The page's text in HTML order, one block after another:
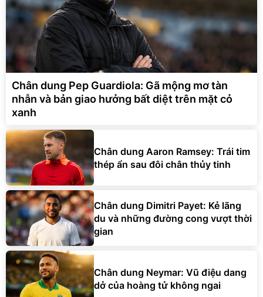
Chân dung Pep Guardiola: Gã mộng mơ tàn
nhẫn và bản giao hưởng bất diệt trên mặt cỏ
xanh
Chân dung Aaron Ramsey: Trái tim
thép ẩn sau đôi chân thủy tinh
Chân dung Dimitri Payet: Kẻ lãng
du và những đường cong vượt thời
gian
Chân dung Neymar: Vũ điệu dang
dở của hoàng tử không ngai